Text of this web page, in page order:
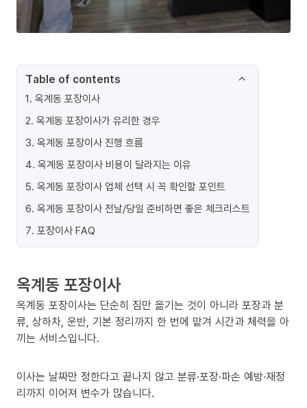
Table of contents
1. 옥계동 포장이사
2. 옥계동 포장이사가 유리한 경우
3. 옥계동 포장이사 진행 흐름
4. 옥계동 포장이사 비용이 달라지는 이유
5. 옥계동 포장이사 업체 선택 시 꼭 확인할 포인트
6. 옥계동 포장이사 전날/당일 준비하면 좋은 체크리스트
7. 포장이사 FAQ
옥계동 포장이사
옥계동 포장이사는 단순히 짐만 옮기는 것이 아니라 포장과 분
류, 상하차, 운반, 기본 정리까지 한 번에 맡겨 시간과 체력을 아
끼는 서비스입니다.
이사는 날짜만 정한다고 끝나지 않고 분류·포장·파손 예방·재정
리까지 이어져 변수가 많습니다.